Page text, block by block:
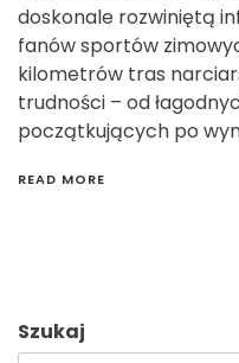
doskonale rozwiniętą
fanów sportów
kilometrów tras
trudności – od
początkujących po
READ MORE
Szukaj